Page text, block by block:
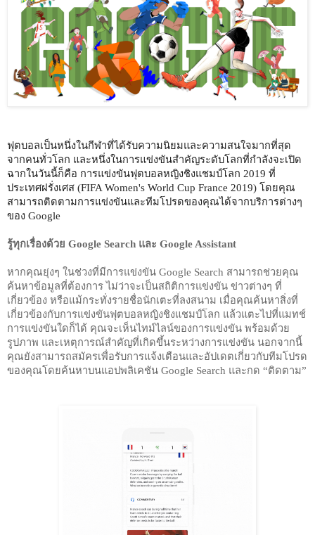
ฟุตบอลเป็นหนึ่งในกีฬาที่ได้รับความนิยมและความสนใจมากที่สุด
จากคนทั่วโลก และหนึ่งในการแข่งขันสำคัญระดับโลกที่กำลังจะเปิด
ฉากในวันนี้ก็คือ การแข่งขันฟุตบอลหญิงชิงแชมป์โลก 2019 ที่
ประเทศฝรั่งเศส (FIFA Women's World Cup France 2019) โดยคุณ
สามารถติดตามการแข่งขันและทีมโปรดของคุณได้จากบริการต่างๆ
ของ Google
รู้ทุกเรื่องด้วย Google Search และ Google Assistant
หากคุณยุ่งๆ ในช่วงที่มีการแข่งขัน Google Search สามารถช่วยคุณ
ค้นหาข้อมูลที่ต้องการ ไม่ว่าจะเป็นสถิติการแข่งขัน ข่าวต่างๆ ที่
เกี่ยวข้อง หรือแม้กระทั่งรายชื่อนักเตะที่ลงสนาม เมื่อคุณค้นหาสิ่งที่
เกี่ยวข้องกับการแข่งขันฟุตบอลหญิงชิงแชมป์โลก แล้วแตะไปที่แมทช์
การแข่งขันใดก็ได้ คุณจะเห็นไทม์ไลน์ของการแข่งขัน พร้อมด้วย
รูปภาพ และเหตุการณ์สำคัญที่เกิดขึ้นระหว่างการแข่งขัน นอกจากนี้
คุณยังสามารถสมัครเพื่อรับการแจ้งเตือนและอัปเดตเกี่ยวกับทีมโปรด
ของคุณโดยค้นหาบนแอปพลิเคชัน Google Search และกด “ติดตาม”